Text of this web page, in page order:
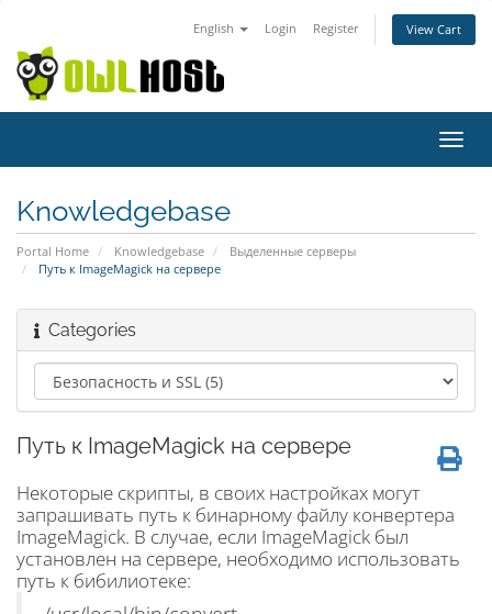
English Login Register View Cart
Knowledgebase
Portal Home Knowledgebase
Выделенные серверы
Путь к ImageMagick на сервере
Categories
Путь к ImageMagick на сервере
Некоторые скрипты, в своих настройках могут
запрашивать путь к бинарному файлу конвертера
ImageMagick. В случае, если ImageMagick был
установлен на сервере, необходимо использовать
путь к бибилиотеке: